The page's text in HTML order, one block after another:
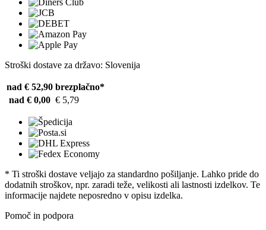
Stroški dostave za državo: Slovenija
nad € 52,90 brezplačno*
nad € 0,00 € 5,79
* Ti stroški dostave veljajo za standardno pošiljanje. Lahko pride do
dodatnih stroškov, npr. zaradi teže, velikosti ali lastnosti izdelkov. Te
informacije najdete neposredno v opisu izdelka.
Pomoč in podpora